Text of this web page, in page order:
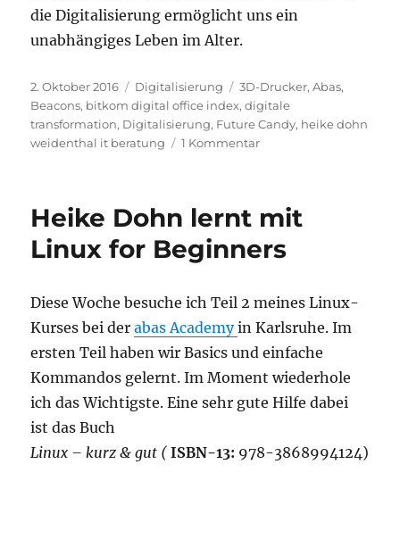
die Digitalisierung ermöglicht uns ein
unabhängiges Leben im Alter.
Veröffentlicht
am
2. Oktober 2016 Kategorien
Digitalisierung Schlagwörter
3D-Drucker,Abas,
Beacons, bitkom digital office index,digitale
transformation, Digitalisierung, Future Candy, heike dohn
weidenthal it beratung
1 Kommentarzu
Welt
Heike Dohn lernt mit
Linux for Beginners
Diese Woche besuche ich Teil 2 meines Linux-
Kurses bei derabas Academyin Karlsruhe. Im
ersten Teil haben wir Basics und einfache
Kommandos gelernt. Im Moment wiederhole
ich das Wichtigste. Eine sehr gute Hilfe dabei
ist das Buch
Linux – kurz & gut (ISBN-13: 978-3868994124)